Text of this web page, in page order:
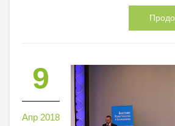
9
Апр 2018